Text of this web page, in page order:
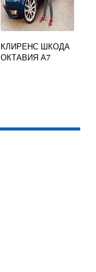
КЛИРЕНС ШКОДА
ОКТАВИЯ А7